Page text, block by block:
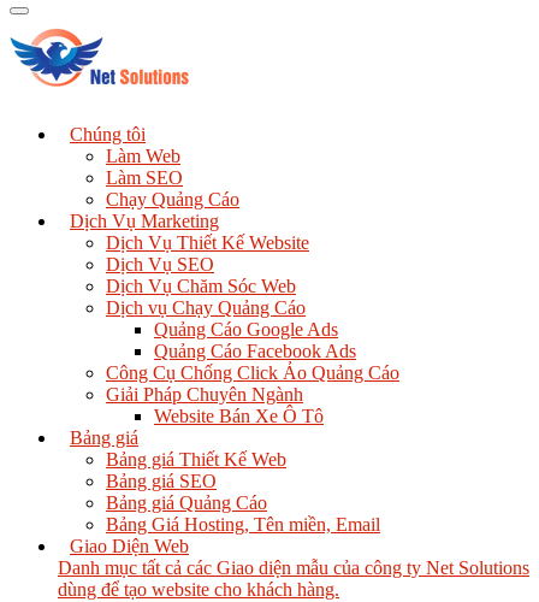
Chúng tôi
Làm Web
Làm SEO
Chạy Quảng Cáo
Dịch Vụ Marketing
Dịch Vụ Thiết Kế Website
Dịch Vụ SEO
Dịch Vụ Chăm Sóc Web
Dịch vụ Chạy Quảng Cáo
Quảng Cáo Google Ads
Quảng Cáo Facebook Ads
Công Cụ Chống Click Ảo Quảng Cáo
Giải Pháp Chuyên Ngành
Website Bán Xe Ô Tô
Bảng giá
Bảng giá Thiết Kế Web
Bảng giá SEO
Bảng giá Quảng Cáo
Bảng Giá Hosting, Tên miền, Email
Giao Diện Web
Danh mục tất cả các Giao diện mẫu của công ty Net Solutions
dùng để tạo website cho khách hàng.